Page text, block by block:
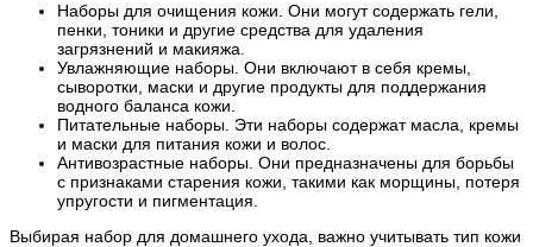
Наборы для очищения кожи. Они могут содержать гели,
пенки, тоники и другие средства для удаления
загрязнений и макияжа.
Увлажняющие наборы. Они включают в себя кремы,
сыворотки, маски и другие продукты для поддержания
водного баланса кожи.
Питательные наборы. Эти наборы содержат масла, кремы
и маски для питания кожи и волос.
Антивозрастные наборы. Они предназначены для борьбы
с признаками старения кожи, такими как морщины, потеря
упругости и пигментация.
Выбирая набор для домашнего ухода, важно учитывать тип кожи